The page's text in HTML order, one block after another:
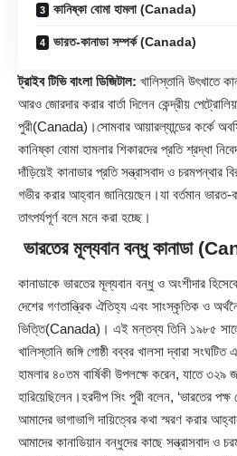
কানিষ্কা বোমা হামলা (Canada)
ভারত-কানাডা সম্পর্ক (Canada)
ট্রাইব টিভি বাংলা ডিজিটাল: খালিস্তানি উৎখাতে
আরও জোরদার করার বার্তা দিলেন কেন্দ্রীয়
পুরী(Canada)।সোমবার আয়ারল্যান্ডের কর্কে
কানিষ্কা বোমা হামলার শিকারদের প্রতি শ্রদ্ধা
দাঁড়িয়েই কানাডার প্রতি সন্ত্রাসবাদ ও চরমপন্থার
গভীর করার আহ্বান জানিয়েছেন।যা বর্তমান
তাৎপর্যপূর্ণ বলে মনে করা হচ্ছে।
ভারতের মূল্যবান বন্ধু কানাডা
কানাডাকে ভারতের মূল্যবান বন্ধু ও অংশীদার
দেশের গণতান্ত্রিক ঐতিহ্য এবং সাংস্কৃতিক ও
ভিত্তি(Canada)। এই মন্তব্য তিনি ১৯৮৫
খালিস্তানি জঙ্গি গোষ্ঠী বব্বর খালসা দ্বারা
হামলার ৪০তম বার্ষিকী উপলক্ষে করেন, যাতে ৩২৯
হারিয়েছিলেন।হরদীপ সিং পুরী বলেন, ‘ভারতের
আমাদের ভাগাভাগি দায়িত্বের কথা স্মরণ করার
আমাদের কানাডিয়ান বন্ধুদের কাছে সন্ত্রাসবাদ ও